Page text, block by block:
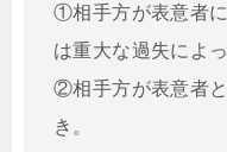
①相手方が表意者
は重大な過失によ
②相手方が表意者
き。